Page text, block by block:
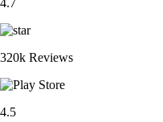
4.7
320k Reviews
4.5